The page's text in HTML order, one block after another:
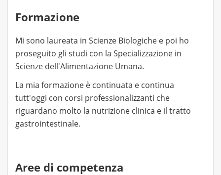
Formazione
Mi sono laureata in Scienze Biologiche e poi ho
proseguito gli studi con la Specializzazione in
Scienze dell'Alimentazione Umana.
La mia formazione è continuata e continua
tutt'oggi con corsi professionalizzanti che
riguardano molto la nutrizione clinica e il tratto
gastrointestinale.
Aree di competenza